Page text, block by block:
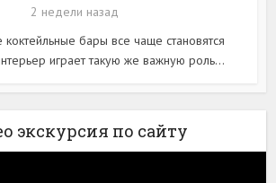
2 недели назад
бары все чаще становятся
играет такую же важную роль...
экскурсия по сайту